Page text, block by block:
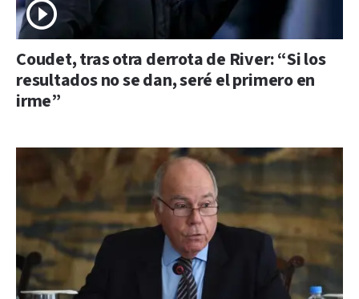
Coudet, tras otra derrota de River: “Si los
resultados no se dan, seré el primero en
irme”